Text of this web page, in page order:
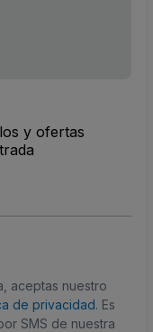
y ofertas
aceptas nuestro
de privacidad. Es
SMS de nuestra